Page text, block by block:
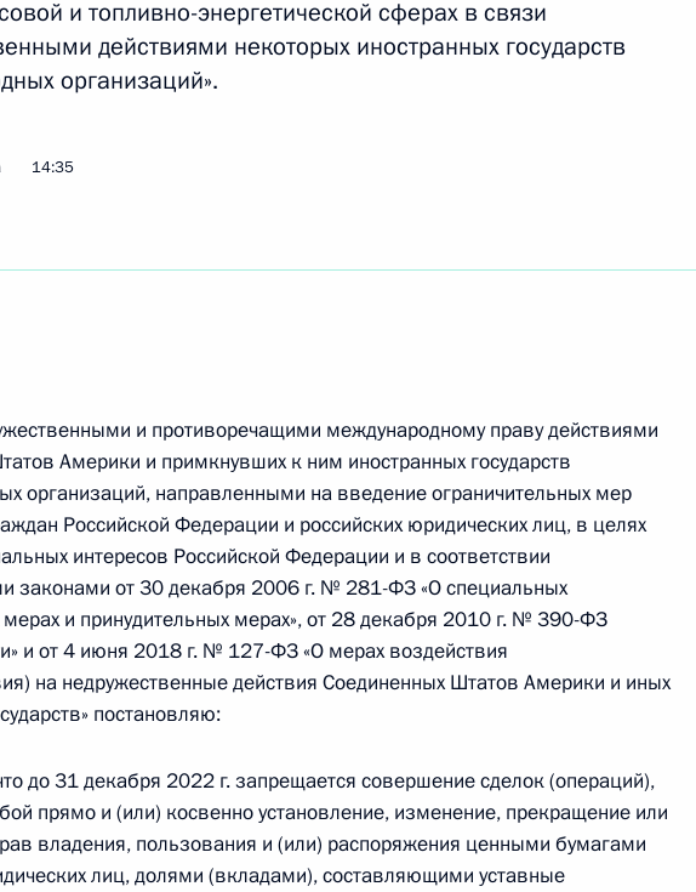
23:00
научных центрах
и членам их семей
анимации
15:45
года, понедельник
порядке исполнения обязательств по договорам банковского
организациями
19:00
и топливно-энергетической сферах в связи
действиями некоторых иностранных государств
организаций».
14:35
и противоречащими международному праву действиями
Америки и примкнувших к ним иностранных государств
организаций, направленными на введение ограничительных мер
Российской Федерации и российских юридических лиц, в целях
интересов Российской Федерации и в соответствии
законами от 30 декабря 2006 г. № 281-ФЗ «О специальных
и принудительных мерах», от 28 декабря 2010 г. № 390-ФЗ
и от 4 июня 2018 г. № 127-ФЗ «О мерах воздействия
на недружественные действия Соединенных Штатов Америки и иных
постановляю:
до 31 декабря 2022 г. запрещается совершение сделок (операций),
прямо и (или) косвенно установление, изменение, прекращение или
владения, пользования и (или) распоряжения ценными бумагами
лиц, долями (вкладами), составляющими уставные